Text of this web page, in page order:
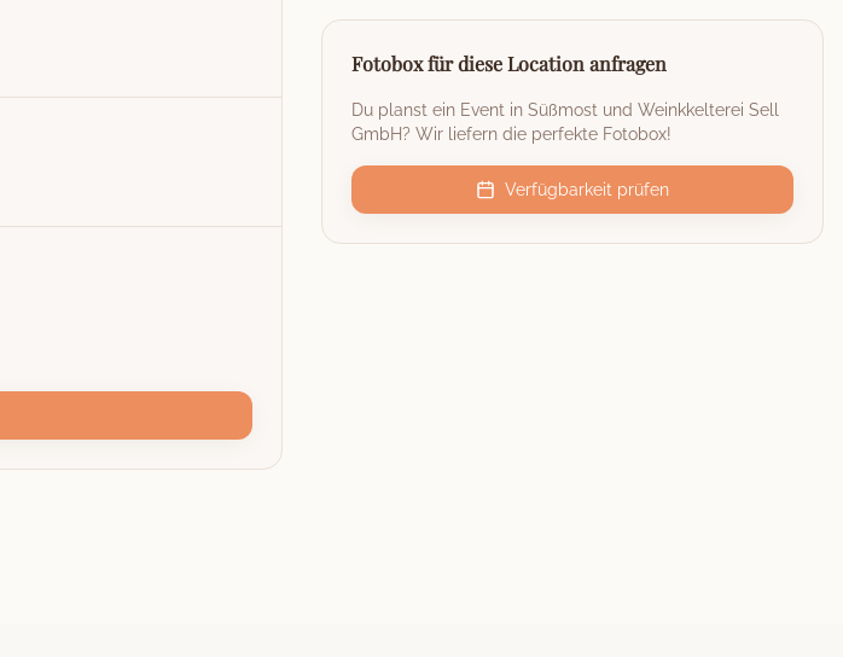
Fotobox für diese Location anfragen
Du planst ein Event in Süßmost und Weinkkelterei Sell
GmbH? Wir liefern die perfekte Fotobox!
Verfügbarkeit prüfen